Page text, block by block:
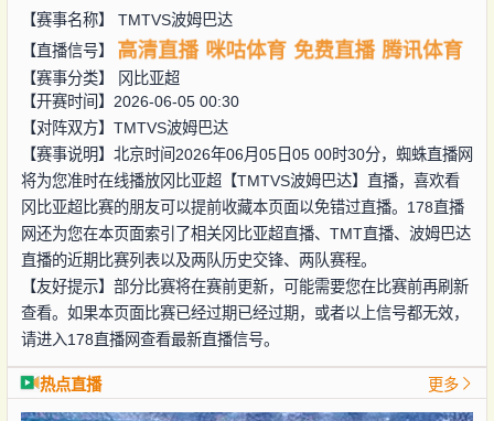
【赛事名称】 TMTVS波姆巴达
【直播信号】
高清直播 咪咕体育 免费直播 腾讯体育
【赛事分类】
冈比亚超
【开赛时间】2026-06-05 00:30
【对阵双方】 TMTVS波姆巴达
【赛事说明】北京时间2026年06月05日05 00时30分，蜘蛛直播网
将为您准时在线播放冈比亚超【TMTVS波姆巴达】直播，喜欢看
冈比亚超比赛的朋友可以提前收藏本页面以免错过直播。178直播
网还为您在本页面索引了相关冈比亚超直播、TMT直播、波姆巴达
直播的近期比赛列表以及两队历史交锋、两队赛程。
【友好提示】部分比赛将在赛前更新，可能需要您在比赛前再刷新
查看。如果本页面比赛已经过期已经过期，或者以上信号都无效，
请进入178直播网查看最新直播信号。
热点直播 更多